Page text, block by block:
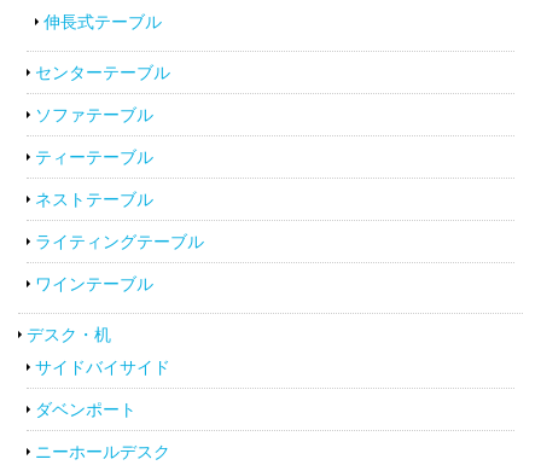
伸長式テーブル
センターテーブル
ソファテーブル
ティーテーブル
ネストテーブル
ライティングテーブル
ワインテーブル
デスク・机
サイドバイサイド
ダベンポート
ニーホールデスク